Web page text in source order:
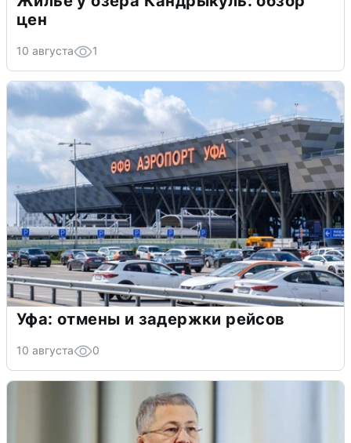
цен
10 августа 1
Уфа: отмены и задержки рейсов
10 августа 0